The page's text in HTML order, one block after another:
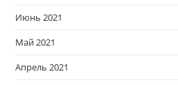
Июнь 2021
Май 2021
Апрель 2021